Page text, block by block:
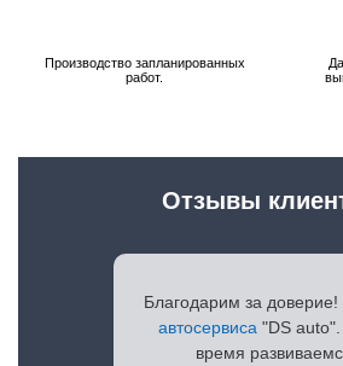
Производство запланированных
работ.
Благодарим за доверие!
автосервиса "DS
время
Отзывы